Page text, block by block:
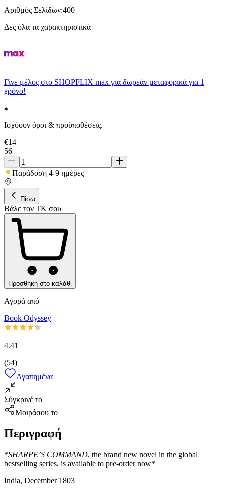
Αριθμός Σελίδων:400
Δες όλα τα χαρακτηριστικά
Γίνε μέλος στο SHOPFLIX max για δωρεάν μεταφορικά για 1
χρόνο!
Ισχύουν όροι & προϋποθέσεις.
€14
56
Παράδοση 4-9 ημέρες
Πίσω
Βάλε τον ΤΚ σου
Προσθήκη στο καλάθι
Αγορά από
Book Odyssey
4.41
(54)
Αγαπημένα
Σύγκρινέ το
Μοιράσου το
Περιγραφή
*SHARPE’S COMMAND, the brand new novel in the global
bestselling series, is available to pre-order now*
India, December 1803